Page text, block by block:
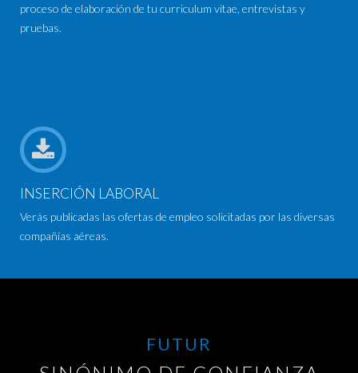
proceso de elaboración de tu curriculum vitae, entrevistas y
pruebas.
INSERCIÓN LABORAL
Verás publicadas las ofertas de empleo solicitadas por las diversas
compañías aéreas.
FUTUR